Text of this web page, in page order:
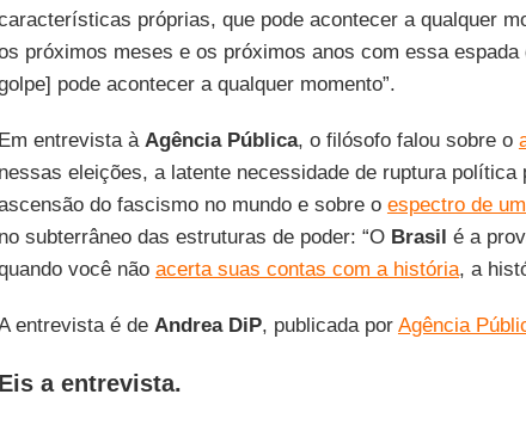
próprias, que pode acontecer a qualquer
próximos meses e os próximos anos com essa
pode acontecer a qualquer momento”.
Em entrevista à Agência Pública, o filósofo falou sobre o
nessas eleições, a latente necessidade de ruptura política
do fascismo no mundo e sobre o espectro de
no subterrâneo das estruturas de poder: “O Brasil é a
você não acerta suas contas com a história, a
entrevista é de Andrea DiP, publicada por Agência
Eis a entrevista.